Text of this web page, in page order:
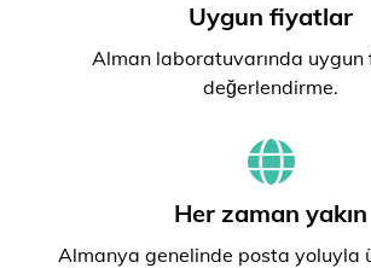
Uygun fiyatlar
Alman laboratuvarında
değerlendirme.
Her zaman yakın
Almanya genelinde posta yoluyla